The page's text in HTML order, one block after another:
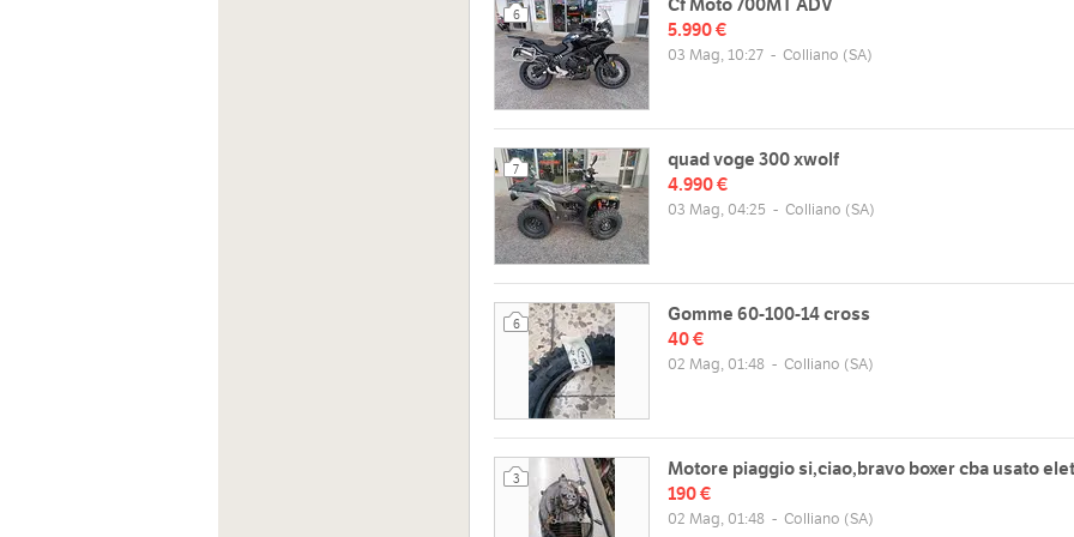
6
5.990 €
03 Mag, 10:27 - Colliano (SA)
7
quad voge 300 xwolf
4.990 €
03 Mag, 04:25 - Colliano (SA)
6
Gomme 60-100-14 cross
40 €
02 Mag, 01:48 - Colliano (SA)
3
Motore piaggio si,ciao,bravo boxer cba usato
190 €
02 Mag, 01:48 - Colliano (SA)